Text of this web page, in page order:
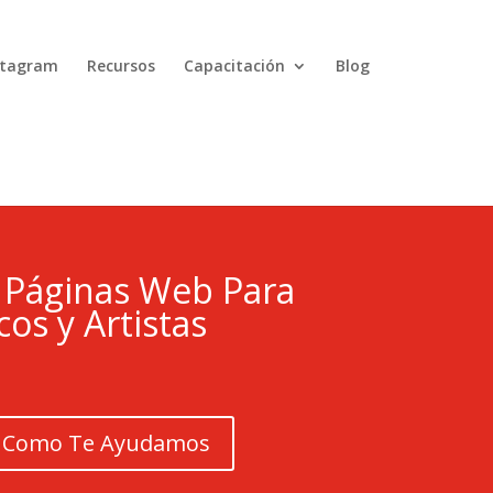
Recursos Capacitación Blog
Web Para
y Artistas
Te Ayudamos